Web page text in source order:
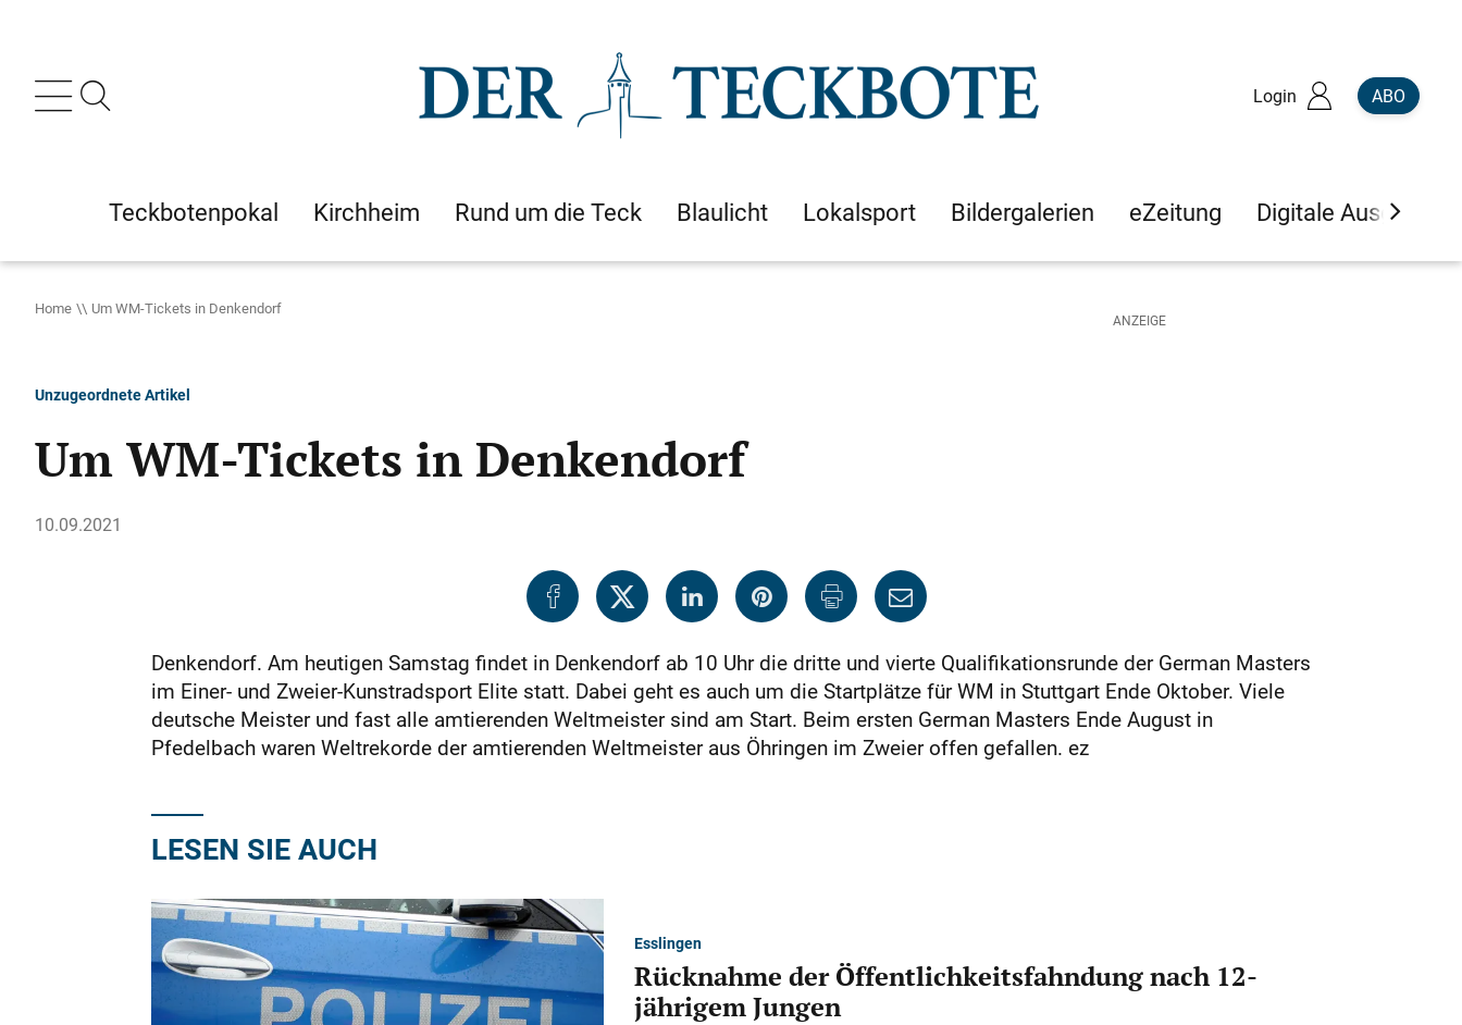
Login ABO
Teckbotenpokal Kirchheim Rund um die Teck Blaulicht Lokalsport Bildergalerien eZeitung Digitale Ausgaben
Home Um WM-Tickets in Denkendorf
Unzugeordnete Artikel
Um WM-Tickets in Denkendorf
10.09.2021
Denkendorf. Am heutigen Samstag findet in Denkendorf ab 10 Uhr die dritte und vierte Qualifikationsrunde der German Masters
im Einer- und Zweier-Kunstradsport Elite statt. Dabei geht es auch um die Startplätze für WM in Stutt­gart Ende Oktober. Viele
deutsche Meister und fast alle amtierenden Weltmeister sind am Start. Beim ersten German Masters Ende August in
Pfedelbach waren Weltrekorde der amtierenden Weltmeis­ter aus Öhringen im Zweier offen gefallen. ez
LESEN SIE AUCH
Esslingen
Rücknahme der Öffentlichkeitsfahndung nach 12-
jährigem Jungen